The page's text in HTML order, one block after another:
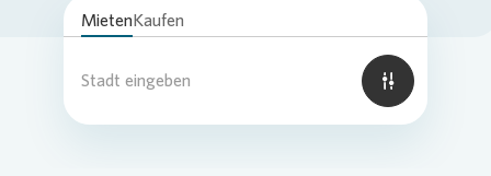
MietenKaufen
Stadt eingeben